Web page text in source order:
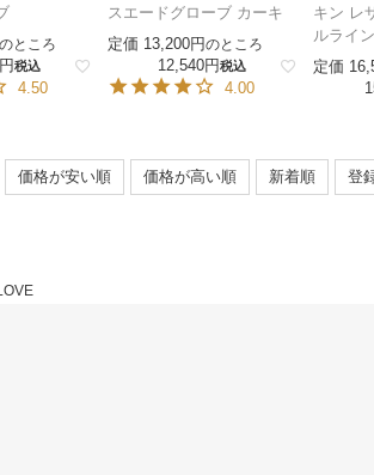
のところ
税込
4.50
スエードグローブ カーキ
定価 13,200 のところ
12,540 税込
4.00
キン レ
ルライン
定価
価格が安い順 価格が高い順 新着順 登